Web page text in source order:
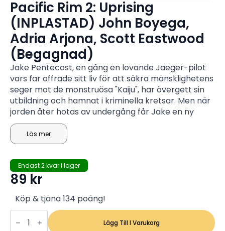
Pacific Rim 2: Uprising
(INPLASTAD) John Boyega,
Adria Arjona, Scott Eastwood
(Begagnad)
Jake Pentecost, en gång en lovande Jaeger-pilot
vars far offrade sitt liv för att säkra mänsklighetens
seger mot de monstruösa "Kaiju", har övergett sin
utbildning och hamnat i kriminella kretsar. Men när
jorden åter hotas av undergång får Jake en ny
chans att leva upp till sin fars rykte genom att
ansluta sig till en modig ny generation piloter som
vuxit upp i skuggan av kriget.
Läs mer
Endast 2 kvar i lager
89 kr
Köp & tjäna 134 poäng!
Pacific
Rim Lägg Till I Varukorg